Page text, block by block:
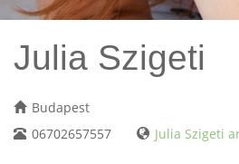
Julia Szigeti
Budapest
06702657557
Julia Szigeti